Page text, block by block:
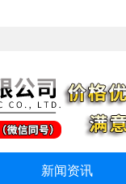
新闻资讯